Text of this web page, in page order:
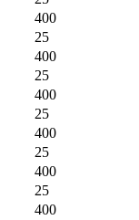
400
25
400
25
400
25
400
25
400
25
400